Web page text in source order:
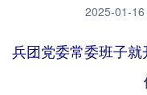
地方频道
天
2025-01-
兵团党委常委班子